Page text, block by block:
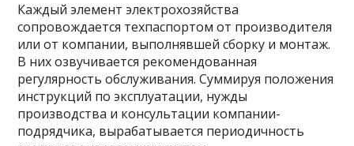
Каждый элемент электрохозяйства
сопровождается техпаспортом от производителя
или от компании, выполнявшей сборку и монтаж.
В них озвучивается рекомендованная
регулярность обслуживания. Суммируя положения
инструкций по эксплуатации, нужды
производства и консультации компании-
подрядчика, вырабатывается периодичность